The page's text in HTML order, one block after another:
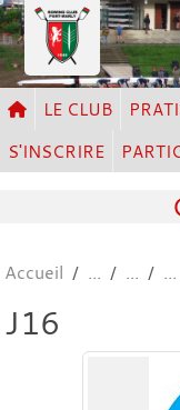
LE CLUB
S'INSCRIRE
Accueil
J16
Panneau de gestion